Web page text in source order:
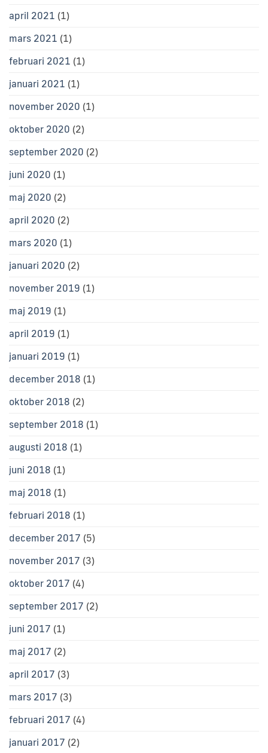
april 2021 (1)
mars 2021 (1)
februari 2021 (1)
januari 2021 (1)
november 2020 (1)
oktober 2020 (2)
september 2020 (2)
juni 2020 (1)
maj 2020 (2)
april 2020 (2)
mars 2020 (1)
januari 2020 (2)
november 2019 (1)
maj 2019 (1)
april 2019 (1)
januari 2019 (1)
december 2018 (1)
oktober 2018 (2)
september 2018 (1)
augusti 2018 (1)
juni 2018 (1)
maj 2018 (1)
februari 2018 (1)
december 2017 (5)
november 2017 (3)
oktober 2017 (4)
september 2017 (2)
juni 2017 (1)
maj 2017 (2)
april 2017 (3)
mars 2017 (3)
februari 2017 (4)
januari 2017 (2)